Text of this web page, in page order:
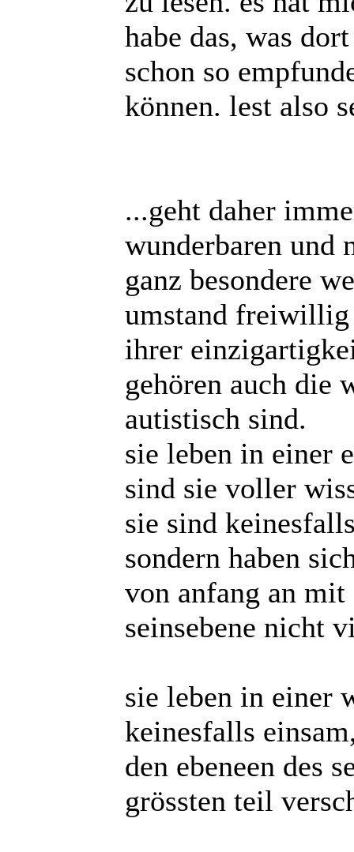
habe das, was
schon so
können. lest also
...geht daher
wunderbaren und
ganz besondere
umstand freiwillig
ihrer
gehören auch die
autistisch sind.
sie leben in einer
sind sie voller
sie sind
sondern haben
von anfang an mit
seinsebene nicht
sie leben in einer
keinesfalls
den ebeneen des
grössten teil